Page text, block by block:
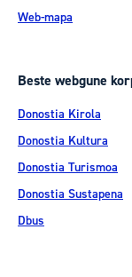
Web-mapa
Beste webgune
Donostia Kirola
Donostia Kultura
Donostia Turismoa
Donostia Sustapena
Dbus